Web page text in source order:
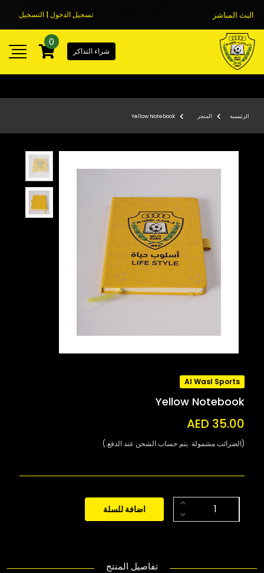
البث المباشر تسجيل الدخول | التسجيل
شراء التذاكر
0
الرئيسية المتجر Yellow Notebook
Al Wasl Sports
Yellow Notebook
AED 35.00
(الضرائب مشمولة. يتم حساب الشحن عند الدفع.)
اضافة للسلة
تفاصيل المنتج